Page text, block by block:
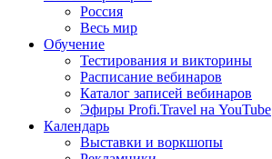
Россия
Весь мир
Обучение
Тестирования и викторины
Расписание вебинаров
Каталог записей вебинаров
Эфиры Profi.Travel на YouTube
Календарь
Выставки и воркшопы